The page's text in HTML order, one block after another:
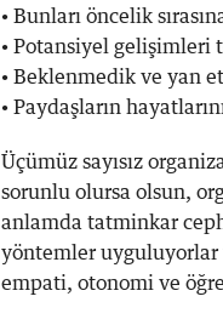
• Bunları öncelik
• Potansiyel gelişimleri
• Beklenmedik ve yan
• Paydaşların
Üçümüz sayısız
sorunlu olursa olsun,
anlamda tatminkar
yöntemler uyguluyorlar
empati, otonomi ve